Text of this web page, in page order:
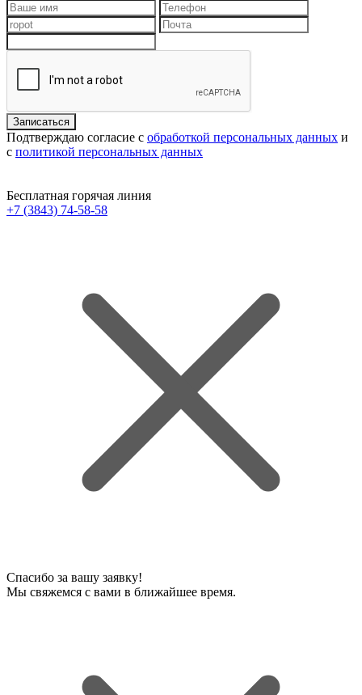
Подтверждаю согласие с обработкой персональных данных и
с политикой персональных данных
Бесплатная горячая линия
+7 (3843) 74-58-58
Спасибо за вашу заявку!
Мы свяжемся с вами в ближайшее время.